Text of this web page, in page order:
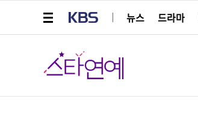
뉴스
드라마
스타연예
페이스북
트위터
네이버
URL복사
글씨 작게보기
글씨 크게보기